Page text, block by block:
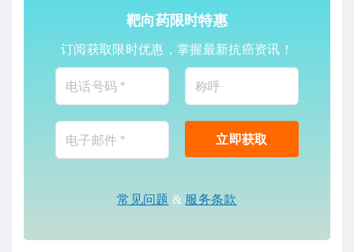
靶向药限时特惠
订阅获取限时优惠，掌握最新抗癌资讯！
常见问题 & 服务条款